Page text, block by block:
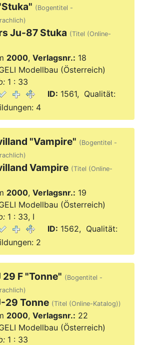
(Bogentitel -
Ju-87 Stuka (Titel (Online-
2000, Verlagsnr.: 18
Modellbau (Österreich)
1 : 33
ID: 1561, Qualität:
4
"Vampire" (Bogentitel -
Vampire (Titel (Online-
2000, Verlagsnr.: 19
Modellbau (Österreich)
1 : 33, I
ID: 1562, Qualität:
2
29 F "Tonne" (Bogentitel -
29 Tonne (Titel (Online-Katalog))
2000, Verlagsnr.: 22
Modellbau (Österreich)
1 : 33